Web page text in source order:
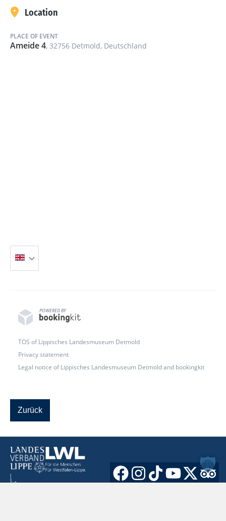
schätzen und damit leben können, gelegentlich von
einem selbsternannten Experten korrigiert zu
Location
PLACE OF EVENT
Ameide 4, 32756 Detmold, Deutschland
POWERED BY
TOS of Lippisches Landesmuseum Detmold
Privacy statement
Legal notice of Lippisches Landesmuseum Detmold and bookingkit